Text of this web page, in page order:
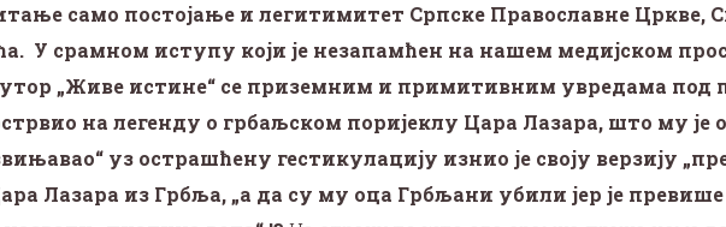
само постојање и легитимитет Српске Православне Цркве,
У срамном иступу који је незапамћен на нашем медијском
„Живе истине“ се приземним и примитивним увредама
на легенду о грбаљском поријеклу Цара Лазара, што му је
уз острашћену гестикулацију изнио је своју верзију
Лазара из Грбља, „а да су му оца Грбљани убили јер је